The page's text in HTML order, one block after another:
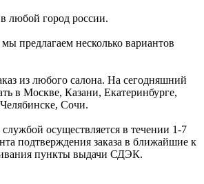
любой город россии.
предлагаем несколько вариантов
из любого салона. На сегодняшний
в Москве, Казани, Екатеринбурге,
Сочи.
службой осуществляется в течении 1-7
подтверждения заказа в ближайшие к
пункты выдачи СДЭК.